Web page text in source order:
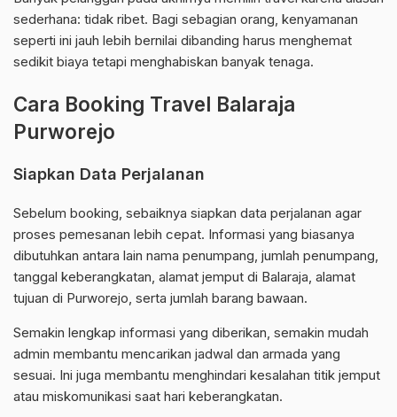
sederhana: tidak ribet. Bagi sebagian orang, kenyamanan
seperti ini jauh lebih bernilai dibanding harus menghemat
sedikit biaya tetapi menghabiskan banyak tenaga.
Cara Booking Travel Balaraja
Purworejo
Siapkan Data Perjalanan
Sebelum booking, sebaiknya siapkan data perjalanan agar
proses pemesanan lebih cepat. Informasi yang biasanya
dibutuhkan antara lain nama penumpang, jumlah penumpang,
tanggal keberangkatan, alamat jemput di Balaraja, alamat
tujuan di Purworejo, serta jumlah barang bawaan.
Semakin lengkap informasi yang diberikan, semakin mudah
admin membantu mencarikan jadwal dan armada yang
sesuai. Ini juga membantu menghindari kesalahan titik jemput
atau miskomunikasi saat hari keberangkatan.